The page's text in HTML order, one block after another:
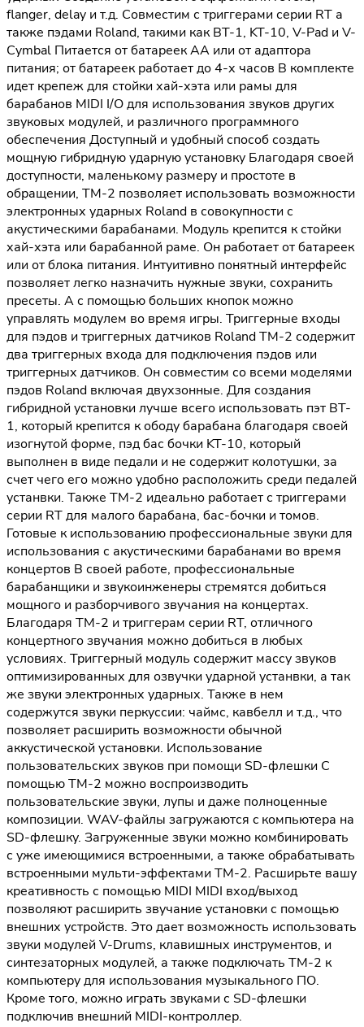
flanger, delay и т.д. Совместим с триггерами серии RT а
также пэдами Roland, такими как BT-1, KT-10, V-Pad и V-
Cymbal Питается от батареек AA или от адаптора
питания; от батареек работает до 4-х часов В комплекте
идет крепеж для стойки хай-хэта или рамы для
барабанов MIDI I/O для использования звуков других
звуковых модулей, и различного программного
обеспечения Доступный и удобный способ создать
мощную гибридную ударную установку Благодаря своей
доступности, маленькому размеру и простоте в
обращении, TM-2 позволяет использовать возможности
электронных ударных Roland в совокупности с
акустическими барабанами. Модуль крепится к стойки
хай-хэта или барабанной раме. Он работает от батареек
или от блока питания. Интуитивно понятный интерфейс
позволяет легко назначить нужные звуки, сохранить
пресеты. А с помощью больших кнопок можно
управлять модулем во время игры. Триггерные входы
для пэдов и триггерных датчиков Roland TM-2 содержит
два триггерных входа для подключения пэдов или
триггерных датчиков. Он совместим со всеми моделями
пэдов Roland включая двухзонные. Для создания
гибридной установки лучше всего использовать пэт BT-
1, который крепится к ободу барабана благодаря своей
изогнутой форме, пэд бас бочки KT-10, который
выполнен в виде педали и не содержит колотушки, за
счет чего его можно удобно расположить среди педалей
устанвки. Также TM-2 идеально работает с триггерами
серии RT для малого барабана, бас-бочки и томов.
Готовые к использованию профессиональные звуки для
использования с акустическими барабанами во время
концертов В своей работе, профессиональные
барабанщики и звукоинженеры стремятся добиться
мощного и разборчивого звучания на концертах.
Благодаря TM-2 и триггерам серии RT, отличного
концертного звучания можно добиться в любых
условиях. Триггерный модуль содержит массу звуков
оптимизированных для озвучки ударной устанвки, а так
же звуки электронных ударных. Также в нем
содержутся звуки перкуссии: чаймс, кавбелл и т.д., что
позволяет расширить возможности обычной
аккустической установки. Использование
пользовательских звуков при помощи SD-флешки С
помощью TM-2 можно воспроизводить
пользовательские звуки, лупы и даже полноценные
композиции. WAV-файлы загружаются c компьютера на
SD-флешку. Загруженные звуки можно комбинировать
с уже имеющимися встроенными, а также обрабатывать
встроенными мульти-эффектами TM-2. Расширьте вашу
креативность с помощью MIDI MIDI вход/выход
позволяют расширить звучание установки с помощью
внешних устройств. Это дает возможность использовать
звуки модулей V-Drums, клавишных инструментов, и
синтезаторных модулей, а также подключать TM-2 к
компьютеру для использования музыкального ПО.
Кроме того, можно играть звуками с SD-флешки
подключив внешний MIDI-контроллер.